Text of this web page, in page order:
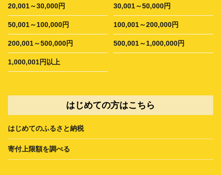
20,001～30,000円 30,001～50,000円
50,001～100,000円 100,001～200,000円
200,001～500,000円 500,001～1,000,000円
1,000,001円以上
はじめての方はこちら
はじめてのふるさと納税
寄付上限額を調べる